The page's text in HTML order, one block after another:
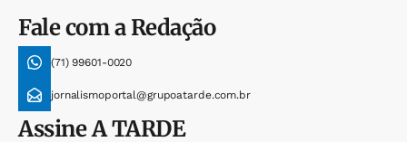
Fale com a Redação
(71) 99601-0020
jornalismoportal@grupoatarde.com.br
AssineA TARDE